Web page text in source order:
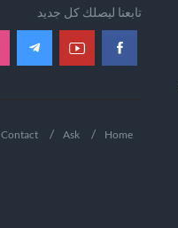
تابعنا ليصلك كل جديد
Home
Ask
Contact